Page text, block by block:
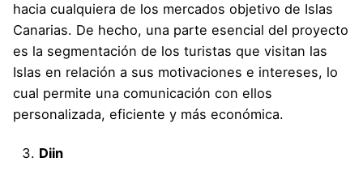
hacia cualquiera de los mercados objetivo de Islas
Canarias. De hecho, una parte esencial del proyecto
es la segmentación de los turistas que visitan las
Islas en relación a sus motivaciones e intereses, lo
cual permite una comunicación con ellos
personalizada, eficiente y más económica.
Diin